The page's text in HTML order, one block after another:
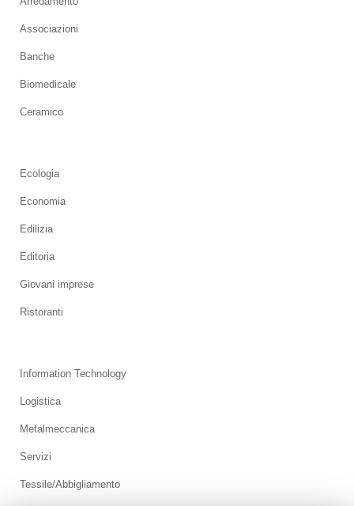
Associazioni
Banche
Biomedicale
Ceramico
Ecologia
Economia
Edilizia
Editoria
Giovani imprese
Ristoranti
Information Technology
Logistica
Metalmeccanica
Servizi
Tessile/Abbigliamento